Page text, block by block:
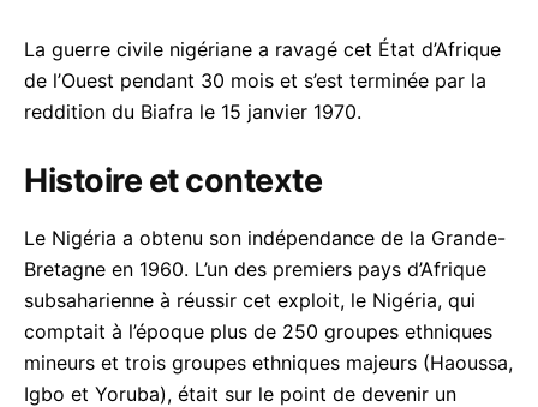
La guerre civile nigériane a ravagé cet État d’Afrique
de l’Ouest pendant 30 mois et s’est terminée par la
reddition du Biafra le 15 janvier 1970.
Histoire et contexte
Le Nigéria a obtenu son indépendance de la Grande-
Bretagne en 1960. L’un des premiers pays d’Afrique
subsaharienne à réussir cet exploit, le Nigéria, qui
comptait à l’époque plus de 250 groupes ethniques
mineurs et trois groupes ethniques majeurs (Haoussa,
Igbo et Yoruba), était sur le point de devenir un